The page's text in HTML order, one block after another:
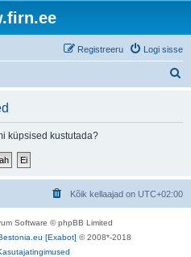
Logi sisse
Registreeru
küpsised kustutada?
Kõik kellaajad on UTC+02:00
Software © phpBB Limited
[Exabot] © 2008*-2018